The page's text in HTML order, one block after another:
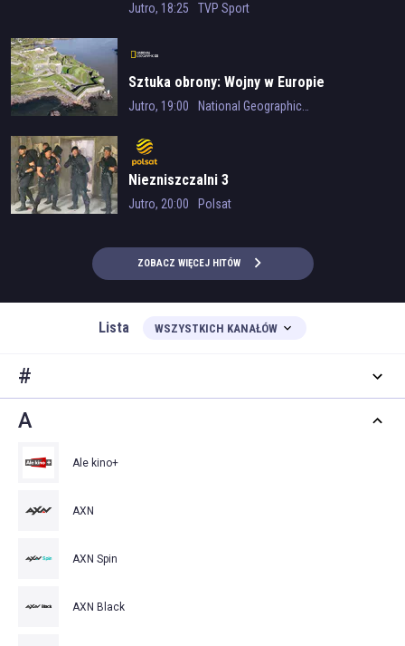
Jutro, 18:25 TVP Sport
Sztuka obrony: Wojny w Europie
Jutro, 19:00
Niezniszczalni 3
Jutro, 20:00 Polsat
ZOBACZ WIĘCEJ HITÓW
Lista WSZYSTKICH KANAŁÓW
#
A
Ale kino+
AXN
AXN Spin
AXN Black